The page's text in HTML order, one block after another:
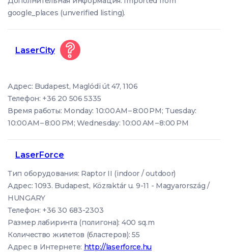
google_places (unverified listing).
LaserCity
Адрес: Budapest, Maglódi út 47, 1106
Телефон: +36 20 506 5335
Время работы: Monday: 10:00 AM – 8:00 PM; Tuesday:
10:00 AM – 8:00 PM; Wednesday: 10:00 AM – 8:00 PM
LaserForce
Тип оборудования: Raptor II (indoor / outdoor)
Адрес: 1093. Budapest, Közraktár u. 9-11 - Magyarország /
HUNGARY
Телефон: +36 30 683-2303
Размер лабиринта (полигона): 400 sq.m
Количество жилетов (бластеров): 55
Адрес в Интернете: http://laserforce.hu